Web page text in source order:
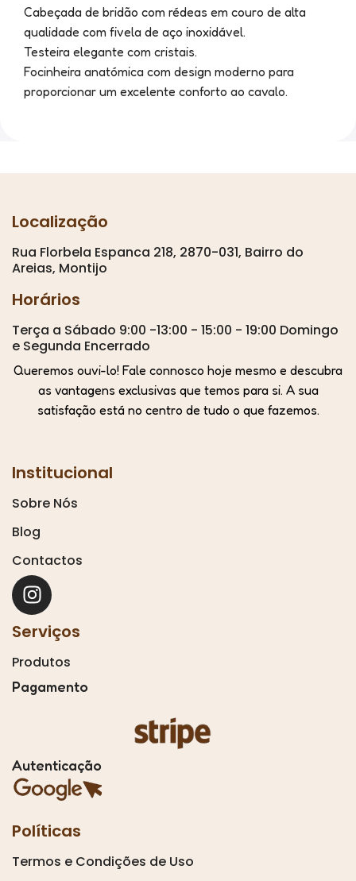
Cabeçada de bridão com rédeas em couro de alta
qualidade com fivela de aço inoxidável.
Testeira elegante com cristais.
Focinheira anatómica com design moderno para
proporcionar um excelente conforto ao cavalo.
Localização
Rua Florbela Espanca 218, 2870-031, Bairro do
Areias, Montijo
Horários
Terça a Sábado 9:00 -13:00 - 15:00 - 19:00 Domingo
e Segunda Encerrado
Queremos ouvi-lo! Fale connosco hoje mesmo e descubra
as vantagens exclusivas que temos para si. A sua
satisfação está no centro de tudo o que fazemos.
Institucional
Sobre Nós
Blog
Contactos
Serviços
Produtos
Pagamento
Autenticação
Políticas
Termos e Condições de Uso